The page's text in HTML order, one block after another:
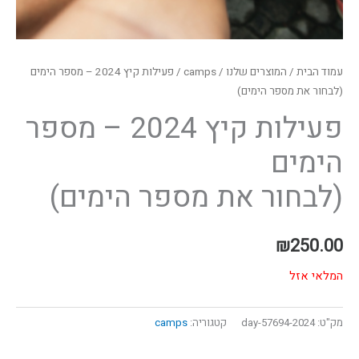
עמוד הבית / המוצרים שלנו /
camps
/ פעילות קיץ 2024 – מספר הימים
(לבחור את מספר הימים)
פעילות קיץ 2024 – מספר
הימים
(לבחור את מספר הימים)
₪250.00
המלאי אזל
מק"ט:57694-2024-day קטגוריה: camps